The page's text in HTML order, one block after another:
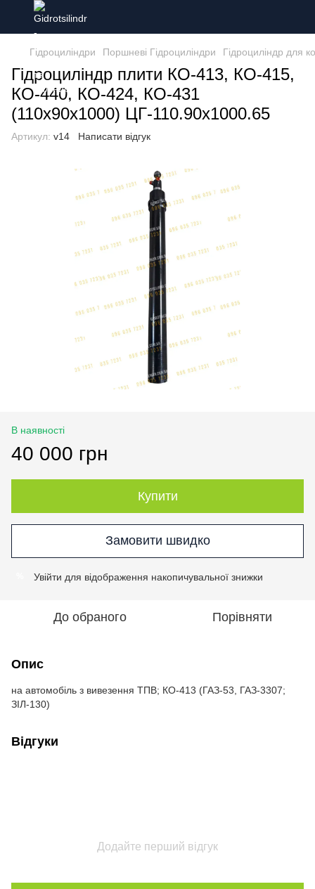
Гідроциліндри Поршневі Гідроциліндри Гідроциліндр для
Гідроциліндр плити КО-413, КО-415,
КО-440, КО-424, КО-431
(110х90х1000) ЦГ-110.90х1000.65
Артикул: v14 Написати відгук
В наявності
40 000 грн
Купити
Замовити швидко
Увійти для відображення накопичувальної знижки
До обраного Порівняти
Опис
на автомобіль з вивезення ТПВ; КО-413 (ГАЗ-53, ГАЗ-3307;
ЗІЛ-130)
Відгуки
Додайте перший відгук